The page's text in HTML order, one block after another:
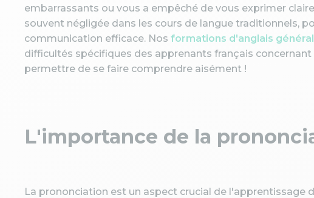
embarrassants ou vous a empêché de vous exprimer
souvent négligée dans les cours de langue traditionnels,
communication efficace. Nos formations d'anglais général
difficultés spécifiques des apprenants français
permettre de se faire comprendre aisément !
L'importance de la
La prononciation est un aspect crucial de l'apprentissage